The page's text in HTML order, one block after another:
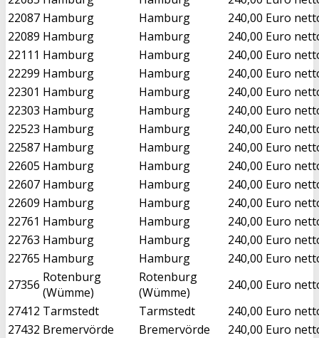
22087 Hamburg Hamburg
240,00 Euro
22089 Hamburg Hamburg
240,00 Euro
22111 Hamburg Hamburg
240,00 Euro
22299 Hamburg Hamburg
240,00 Euro
22301 Hamburg Hamburg
240,00 Euro
22303 Hamburg Hamburg
240,00 Euro
22523 Hamburg Hamburg
240,00 Euro
22587 Hamburg Hamburg
240,00 Euro
22605 Hamburg Hamburg
240,00 Euro
22607 Hamburg Hamburg
240,00 Euro
22609 Hamburg Hamburg
240,00 Euro
22761 Hamburg Hamburg
240,00 Euro
22763 Hamburg Hamburg
240,00 Euro
22765 Hamburg Hamburg
240,00 Euro
27356 Rotenburg
(Wümme)
Rotenburg
(Wümme)
240,00 Euro
27412 Tarmstedt Tarmstedt
240,00 Euro
27432 Bremervörde Bremervörde
240,00 Euro